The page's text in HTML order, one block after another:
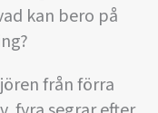
kan bero på
från förra